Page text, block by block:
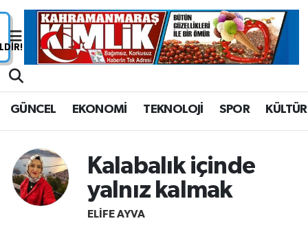
GÜNCEL EKONOMİ TEKNOLOJİ SPOR KÜLTÜR
Kalabalık içinde
yalnız kalmak
ELIFE AYVA
Nöbetçi Eczaneler
Trafik Durumu
Süper Lig Puan Durumu ve Fikstür